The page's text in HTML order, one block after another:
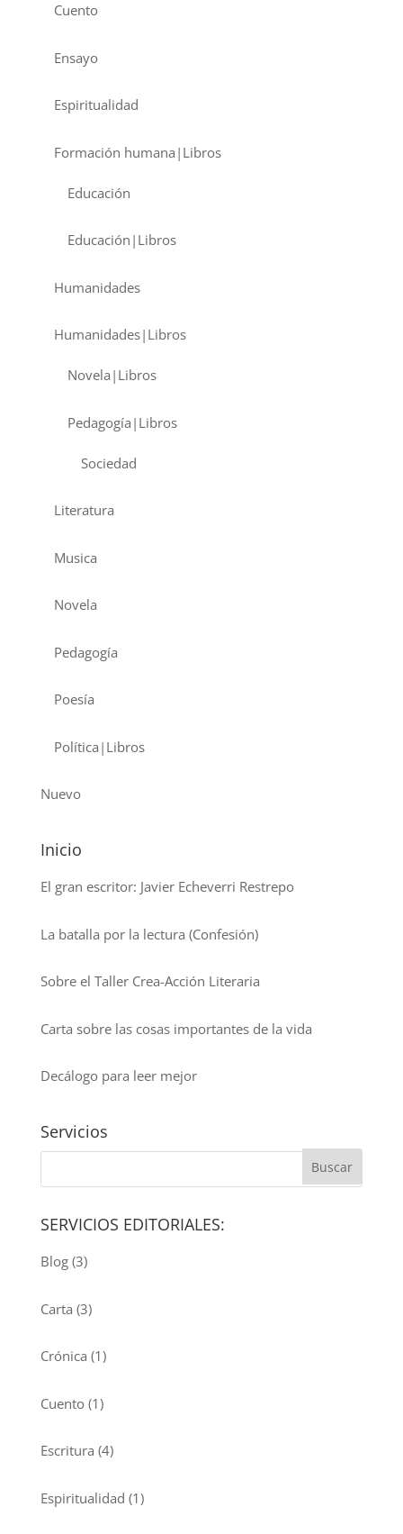
Cuento
Ensayo
Espiritualidad
Formación humana|Libros
Educación
Educación|Libros
Humanidades
Humanidades|Libros
Novela|Libros
Pedagogía|Libros
Sociedad
Literatura
Musica
Novela
Pedagogía
Poesía
Política|Libros
Nuevo
Inicio
El gran escritor: Javier Echeverri Restrepo
La batalla por la lectura (Confesión)
Sobre el Taller Crea-Acción Literaria
Carta sobre las cosas importantes de la vida
Decálogo para leer mejor
Servicios
SERVICIOS EDITORIALES:
Blog(3)
Carta (3)
Crónica (1)
Cuento(1)
Escritura (4)
Espiritualidad (1)